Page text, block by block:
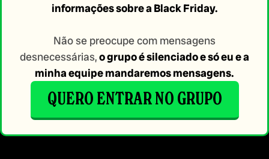
informações sobre a Black Friday.
Não se preocupe com mensagens
desnecessárias,o grupo é silenciado e só eu e a
minha equipe mandaremos mensagens.
QUERO ENTRAR NO GRUPO